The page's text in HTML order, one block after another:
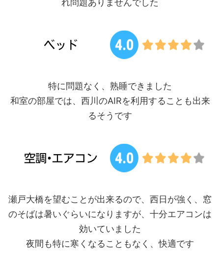
れ問題ありませんでした
特に問題なく、熟睡できました
和室の部屋では、西川のAIRを利用することも出来
るそうです
瀬戸大橋を望むことが出来るので、西日が強く、窓
のそばは暑いぐらいになりますが、十分エアコンは
効いていました
夜間も特に寒くなることもなく、快適です